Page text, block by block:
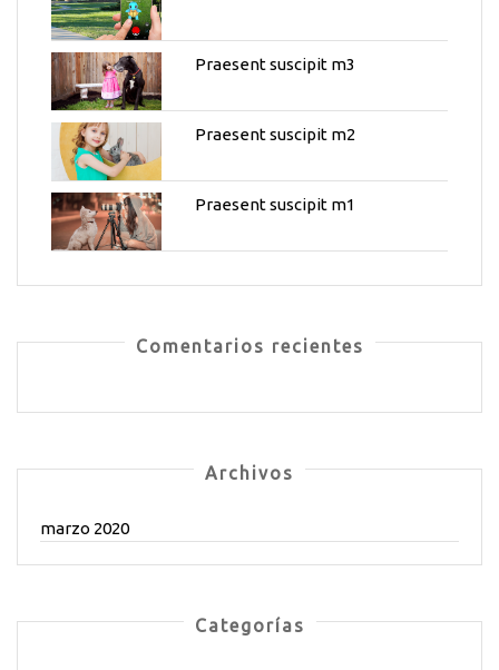
Praesent suscipit m3
Praesent suscipit m2
Praesent suscipit m1
Comentarios recientes
Archivos
marzo 2020
Categorías